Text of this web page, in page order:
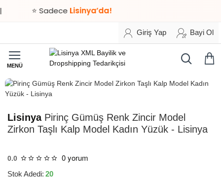
⭐ SadeceLisinya’da!
Giriş Yap Bayi Ol
LisinyaPirinç Gümüş Renk Zincir Model
Zirkon Taşlı Kalp Model Kadın Yüzük - Lisinya
0.0 0 yorum
Stok Adedi: 20